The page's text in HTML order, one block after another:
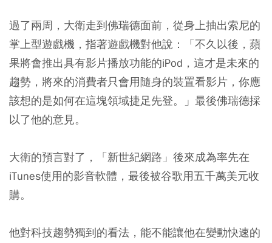
過了兩周，大衛走到佛瑞德面前，從身上抽出索尼的
掌上型遊戲機，指著遊戲機對他說：「不久以後，蘋
果將會推出具有影片播放功能的iPod，這才是未來的
趨勢，將來的消費者只會用隨身的裝置看影片，你應
該想的是如何在這塊領域捷足先登。」最後佛瑞德採
以了他的意見。
大衛的預言對了，「新世紀網路」後來成為率先在
iTunes使用的影音軟體，最後被谷歌用五千萬美元收
購。
他對科技趨勢獨到的看法，能不能讓他在變動快速的